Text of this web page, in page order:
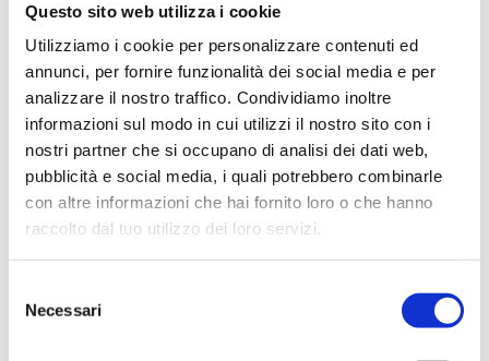
Questo sito web utilizza i cookie
Utilizziamo i cookie per personalizzare contenuti ed
annunci, per fornire funzionalità dei social media e per
analizzare il nostro traffico. Condividiamo inoltre
informazioni sul modo in cui utilizzi il nostro sito con i
nostri partner che si occupano di analisi dei dati web,
pubblicità e social media, i quali potrebbero combinarle
con altre informazioni che hai fornito loro o che hanno
raccolto dal tuo utilizzo dei loro servizi.
delNecessari
M03.K
Peças de reposição para servomotores M03